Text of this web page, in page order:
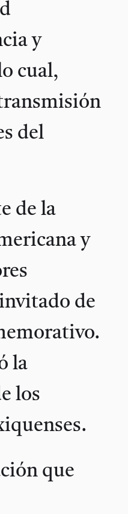
y
cual,
del
de la
y
de
la
los
que